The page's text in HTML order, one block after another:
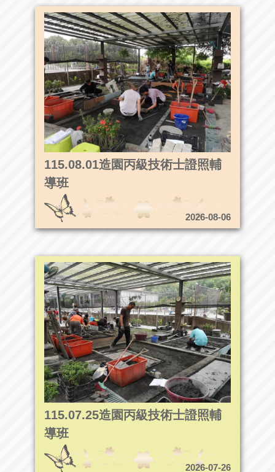
115.08.01造園丙級技術士證照輔
導班
2026-08-06
115.07.25造園丙級技術士證照輔
導班
2026-07-26